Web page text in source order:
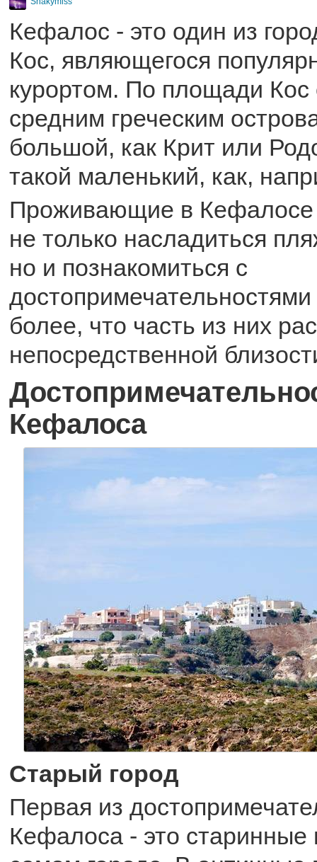
Кефалос - это один из
Кос, являющегося
курортом. По площади Кос
средним греческим
большой, как Крит или
такой маленький, как,
Проживающие в Кефалосе
не только насладиться
но и познакомиться с
более, что часть из них
непосредственной
Кефалоса
Старый город
Первая из
Кефалоса - это старинные